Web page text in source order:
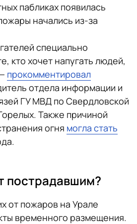
пабликах появилась
начались из-за
специально
кто хочет напугать людей,
прокомментировал
отдела информации и
ГУ МВД по Свердловской
Также причиной
огня могла стать
пострадавшим?
от пожаров на Урале
временного размещения.